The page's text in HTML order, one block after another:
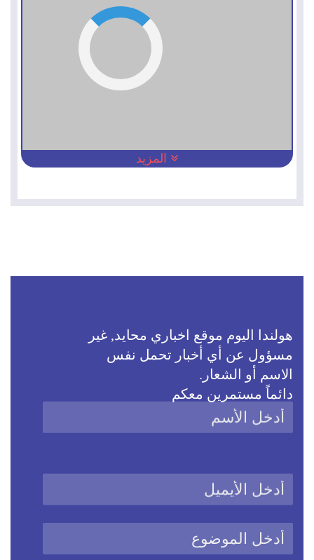
المزيد
هولندا اليوم موقع اخباري محايد, غير
مسؤول عن أي أخبار تحمل نفس
الاسم أو الشعار.
دائماً مستمرين معكم